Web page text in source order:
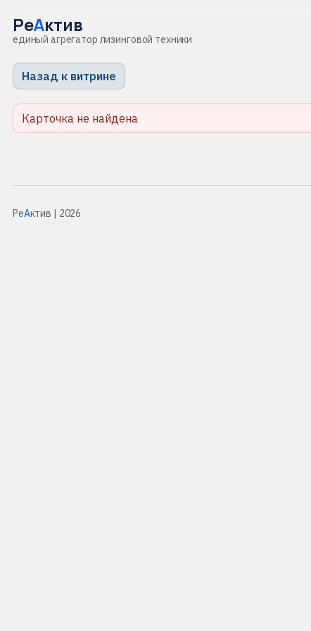
РеАктив
единый агрегатор лизинговой техники
Назад к витрине
Карточка не найдена
РеАктив | 2026